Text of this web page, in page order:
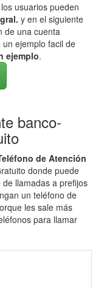
usuarios pueden
y en el siguiente
de una cuenta
ejemplo facil de
ejemplo.
banco-
de Atención
donde puede
llamadas a prefijos
un teléfono de
les sale más
para llamar